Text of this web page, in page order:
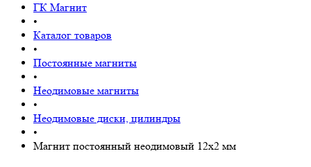
ГК Магнит
•
Каталог товаров
•
Постоянные магниты
•
Неодимовые магниты
•
Неодимовые диски, цилиндры
•
Магнит постоянный неодимовый 12х2 мм